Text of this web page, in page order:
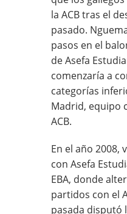
la ACB tras el
pasado.
pasos en el
de Asefa
comenzaría a
categorías
Madrid, equipo
ACB.
En el año 2008,
con Asefa
EBA, donde
partidos con el
pasada disputó